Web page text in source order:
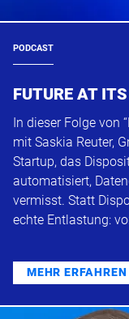
PODCAST
FUTURE AT
In dieser Folge von
mit Saskia Reuter,
Startup, das
automatisiert,
vermisst. Statt
echte Entlastung:
MEHR ERFAHREN